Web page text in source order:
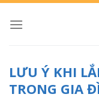
Skip
LƯU Ý KHI
TRONG GIA